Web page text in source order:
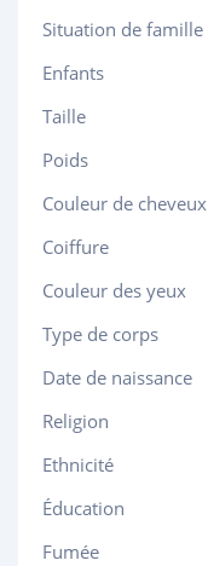
Situation de famille
Enfants
Taille
Poids
Couleur de cheveux
Coiffure
Couleur des yeux
Type de corps
Date de naissance
Religion
Ethnicité
Éducation
Fumée